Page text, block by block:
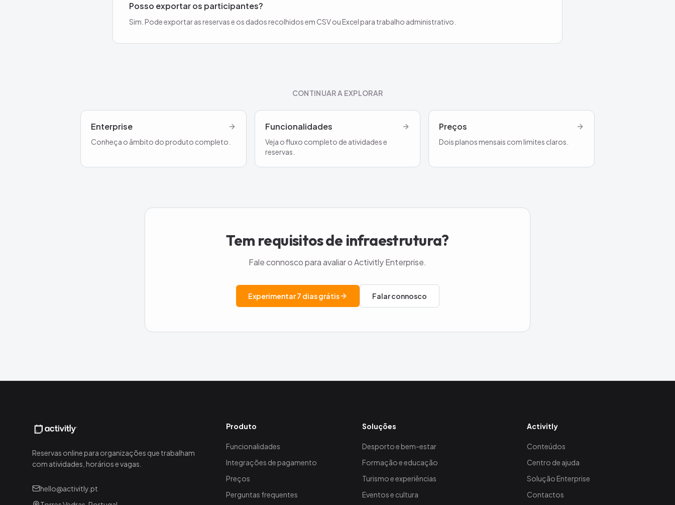
Posso exportar os participantes?
Sim. Pode exportar as reservas e os dados recolhidos em CSV ou Excel para trabalho administrativo.
CONTINUAR A EXPLORAR
Enterprise
Conheça o âmbito do produto completo.
Funcionalidades
Veja o fluxo completo de atividades e
reservas.
Preços
Dois planos mensais com limites claros.
Tem requisitos de infraestrutura?
Fale connosco para avaliar o Activitly Enterprise.
Experimentar 7 dias grátis Falar connosco
Reservas online para organizações que trabalham
com atividades, horários e vagas.
hello@activitly.pt
Produto
Funcionalidades
Integrações de pagamento
Preços
Perguntas frequentes
Soluções
Desporto e bem-estar
Formação e educação
Turismo e experiências
Eventos e cultura
Activitly
Conteúdos
Centro de ajuda
Solução Enterprise
Contactos